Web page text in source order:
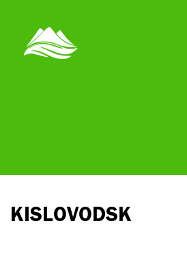
KISLOVODSK